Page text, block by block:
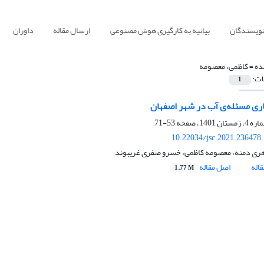
بیانیه به کارگیری هوش مصنوعی ارسال مقاله داوران
=کاظمی، معصومه
1
مسئله‌ی آب در شهر اصفهان
53-71
10.22034/
دمنه، معصومه کاظمی، خسرو صفری غریبوند
اصل مقاله 1.77 M